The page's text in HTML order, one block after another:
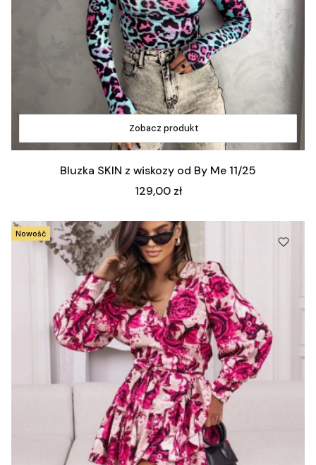
Zobacz produkt
Bluzka SKIN z wiskozy od By Me 11/25
Cena
129,00 zł
Nowość